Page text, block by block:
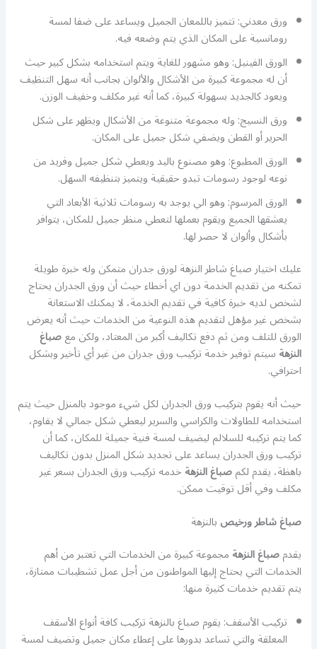
ورق معدني: تتميز باللمعان الجميل ويساعد على ضفا لمسة
رومانسية على المكان الذي يتم وضعه فيه.
الورق الفينيل: وهو مشهور للغاية ويتم استخدامه بشكل كبير حيث
أن له مجموعة كبيرة من الأشكال والألوان بجانب أنه سهل التنظيف
ويعود كالجديد بسهولة كبيرة، كما أنه غير مكلف وخفيف الوزن.
ورق النسيج: وله مجموعة متنوعة من الأشكال ويظهر على شكل
الحرير أو القطن ويضفي شكل جميل على المكان.
الورق المطبوع: وهو مصنوع باليد ويعطي شكل جميل وفريد من
نوعه لوجود رسومات تبدو حقيقية ويتميز بتنظيفه السهل.
الورق المرسوم: وهو الي يوجد به رسومات ثلاثية الأبعاد التي
يعشقها الجميع ويقوم بعملها لتعطي منظر جميل للمكان، يتوافر
بأشكال وألوان لا حصر لها.
عليك اختيار صباغ شاطر النزهة لورق جدران متمكن وله خبرة طويلة
تمكنه من تقديم الخدمة دون اي أخطاء حيث أن ورق الجدران يحتاج
لشخص لديه خبرة كافية في تقديم الخدمة، لا يمكنك الاستعانة
بشخص غير مؤهل لتقديم هذه النوعية من الخدمات حيث أنه يعرض
الورق للتلف ومن ثم دفع تكاليف أكبر من المعتاد، ولكن معصباغ
النزهةسيتم توفير خدمة تركيب ورق جدران من غير أي تأخير وبشكل
احترافي.
حيث أنه يقوم بتركيب ورق الجدران لكل شيء موجود بالمنزل حيث يتم
استخدامه للطاولات والكراسي والسرير ليعطي شكل جمالي لا يقاوم،
كما يتم تركيبه للسلالم ليضيف لمسة فنية جميلة للمكان، كما أن
تركيب ورق الجدران يساعد على تجديد شكل المنزل بدون تكاليف
باهظة، يقدم لكمصباغ النزهةخدمه تركيب ورق الجدران بسعر غير
مكلف وفي أقل توقيت ممكن.
صباغ شاطر ورخيصبالنزهة
يقدمصباغ النزهةمجموعة كبيرة من الخدمات التي تعتبر من أهم
الخدمات التي يحتاج إليها المواطنون من أجل عمل تشطيبات ممتازة،
يتم تقديم خدمات كثيرة منها:
تركيب الأسقف: يقوم صباغ بالنزهة تركيب كافة أنواع الأسقف
المعلقة والتي تساعد بدورها على إعطاء مكان جميل وتضيف لمسة